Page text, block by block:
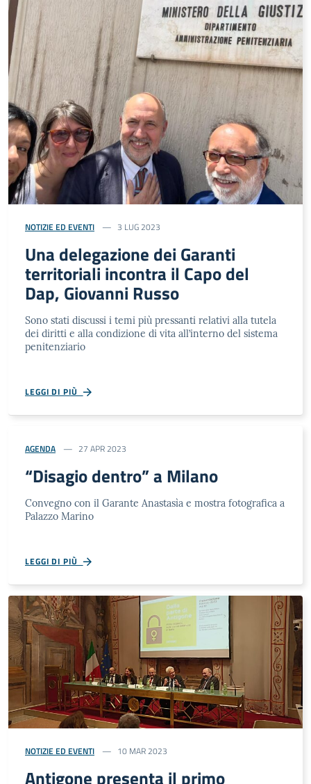
NOTIZIE ED EVENTI 3 LUG 2023
Una delegazione dei Garanti
territoriali incontra il Capo del
Dap, Giovanni Russo
Sono stati discussi i temi più pressanti relativi alla tutela
dei diritti e alla condizione di vita all’interno del sistema
penitenziario
LEGGI DI PIÙ
AGENDA 27 APR 2023
“Disagio dentro” a Milano
Convegno con il Garante Anastasìa e mostra fotografica a
Palazzo Marino
LEGGI DI PIÙ
NOTIZIE ED EVENTI 10 MAR 2023
Antigone presenta il primo